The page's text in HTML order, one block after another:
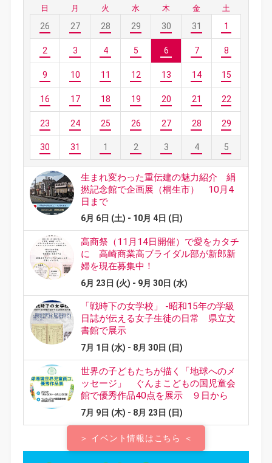
＞ イベント情報はこちら ＜